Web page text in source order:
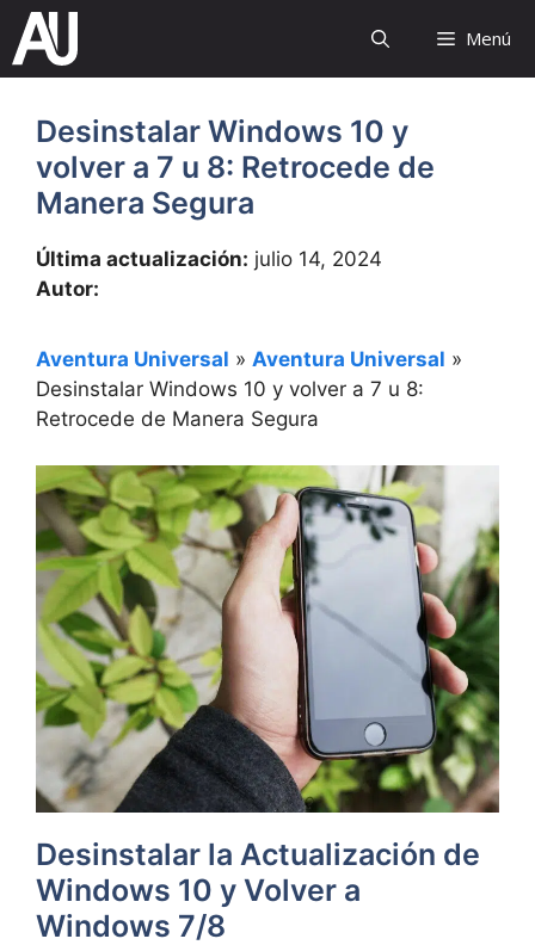
Saltar
contenido
Menú
Desinstalar Windows 10 y
volver a 7 u 8: Retrocede de
Manera Segura
Última actualización: julio 14, 2024
Autor:
Aventura Universal » Aventura Universal »
Desinstalar Windows 10 y volver a 7 u 8:
Retrocede de Manera Segura
Desinstalar la Actualización de
Windows 10 y Volver a
Windows 7/8